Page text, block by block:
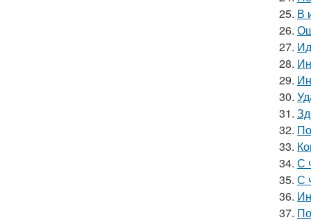
25. В
26.
27.
28.
29.
30.
31.
32.
33.
34. С
35. С
36.
37.